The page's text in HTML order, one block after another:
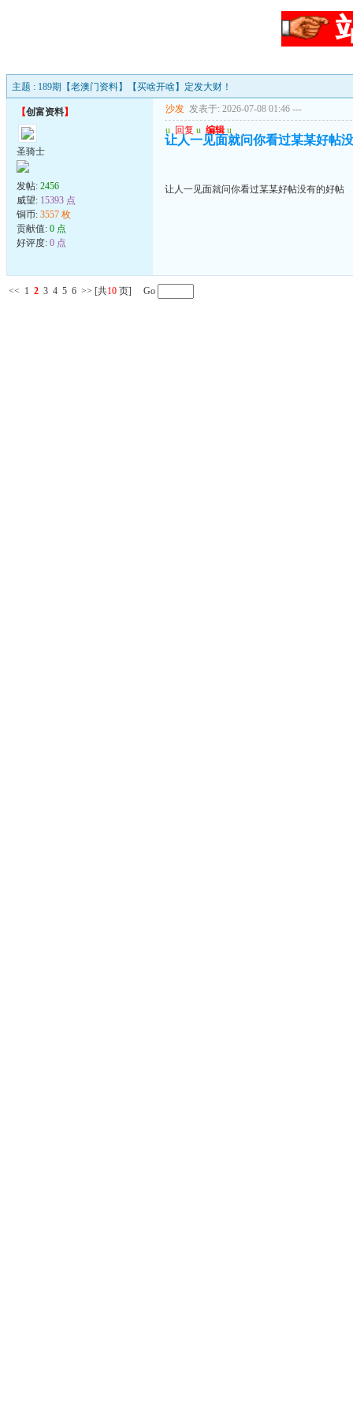
主题 : 189期【老澳门资料】【买啥开啥】定发大财！
【创富资料】
圣骑士
发帖: 2456
威望: 15393 点
铜币: 3557 枚
贡献值: 0 点
好评度: 0 点
沙发 发表于: 2026-07-08 01:46 ---
u 回复 u 编辑 u
让人一见面就问你看过某某好帖
让人一见面就问你看过某某好帖没有的好帖
<< 1 2 3 4 5 6 >> [共10 页] Go